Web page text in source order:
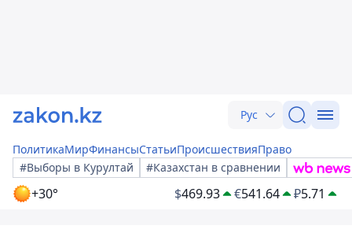
Рус
ПолитикаМирФинансыСтатьиПроисшествияПраво
#Выборы в Курултай
#Казахстан в сравнении
+30° $469.93 €541.64 ₽5.71